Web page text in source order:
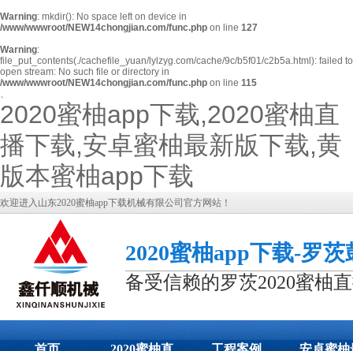
Warning: mkdir(): No space left on device in
/www/wwwroot/NEW14chongjian.com/func.php on line 127
Warning:
file_put_contents(./cachefile_yuan/lylzyg.com/cache/9c/b5f01/c2b5a.html): failed to
open stream: No such file or directory in
/www/wwwroot/NEW14chongjian.com/func.php on line 115
、
2020蜜柚app下载,2020蜜柚直
播下载,安卓蜜柚最新版下载,黄
版本蜜柚app下载
欢迎进入山东2020蜜柚app下载机械有限公司官方网站！
2020蜜柚app下载-罗
备受信赖的罗茨2020蜜柚